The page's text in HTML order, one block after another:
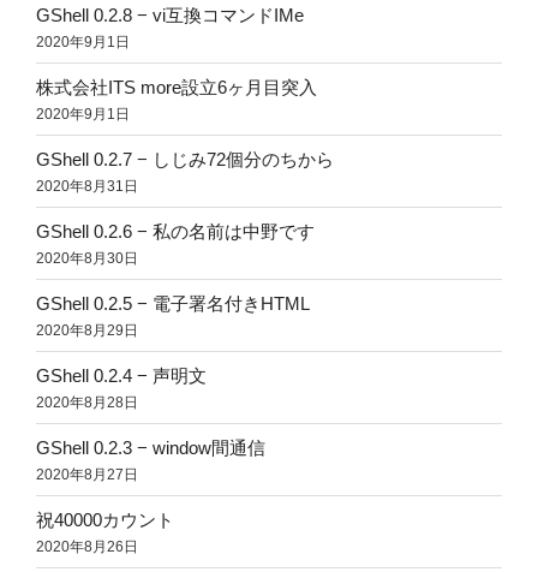
GShell 0.2.8 − vi互換コマンドIMe
2020年9月1日
株式会社ITS more設立6ヶ月目突入
2020年9月1日
GShell 0.2.7 − しじみ72個分のちから
2020年8月31日
GShell 0.2.6 − 私の名前は中野です
2020年8月30日
GShell 0.2.5 − 電子署名付きHTML
2020年8月29日
GShell 0.2.4 − 声明文
2020年8月28日
GShell 0.2.3 − window間通信
2020年8月27日
祝40000カウント
2020年8月26日